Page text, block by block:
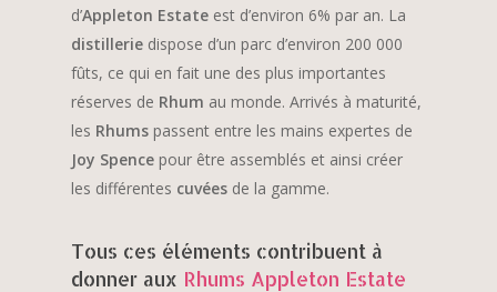
d’Appleton Estate est d’environ 6% par an. La
distillerie dispose d’un parc d’environ 200 000
fûts, ce qui en fait une des plus importantes
réserves de Rhum au monde. Arrivés à maturité,
les Rhums passent entre les mains expertes de
Joy Spence pour être assemblés et ainsi créer
les différentes cuvées de la gamme.
Tous ces éléments contribuent à
donner aux Rhums Appleton Estate